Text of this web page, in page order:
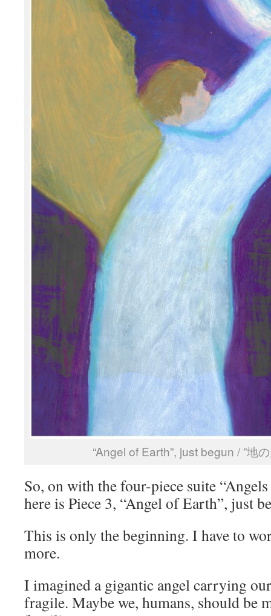
“Angel of Earth”, just begun / ”地
So, on with the four-piece suite
here is Piece 3, “Angel of Earth”, just
This is only the beginning. I have to
more.
I imagined a gigantic angel carrying
fragile. Maybe we, humans, should be